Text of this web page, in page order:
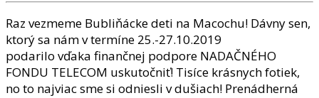
Raz vezmeme Bubliňácke deti na Macochu! Dávny sen,
ktorý sa nám v termíne 25.-27.10.2019
podarilo vďaka finančnej podpore NADAČNÉHO
FONDU TELECOM uskutočniť! Tisíce krásnych fotiek,
no to najviac sme si odniesli v dušiach! Prenádherná